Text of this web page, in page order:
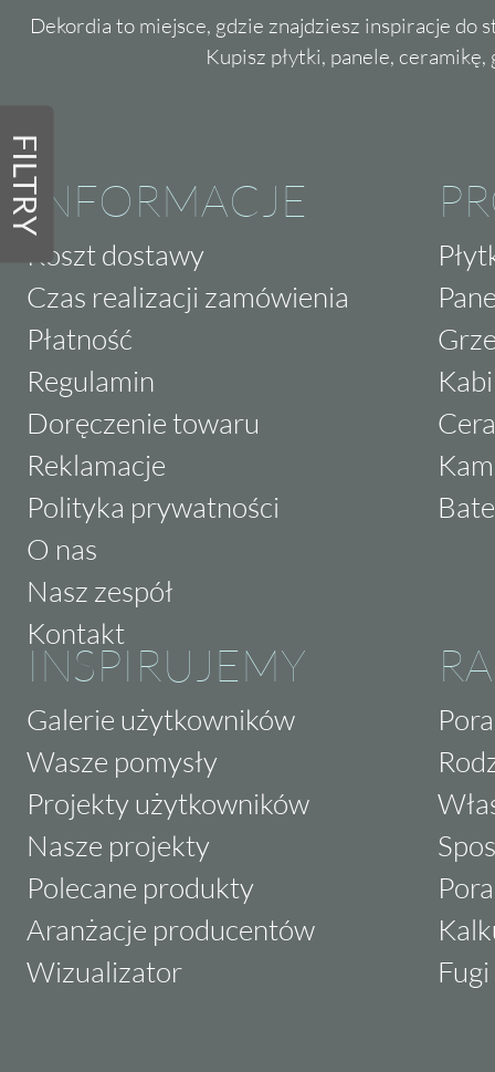
FILTRY
Dekordia to miejsce, gdzie znajdziesz inspiracje do
Kupisz płytki, panele,
INFORMACJE
Koszt dostawy
Czas realizacji zamówienia
Płatność
Regulamin
Doręczenie towaru
Reklamacje
Polityka prywatności
O nas
Nasz zespół
Kontakt
INSPIRUJEMY
Galerie użytkowników
Wasze pomysły
Projekty użytkowników
Nasze projekty
Polecane produkty
Aranżacje producentów
Wizualizator